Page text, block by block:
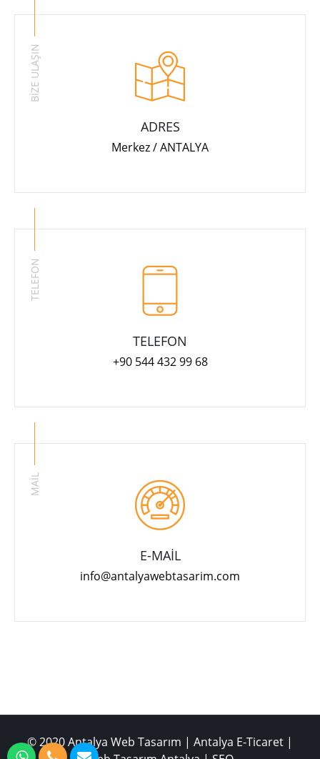
BİZE ULAŞIN
ADRES
Merkez / ANTALYA
TELEFON
TELEFON
+90 544 432 99 68
MAİL
E-MAİL
info@antalyawebtasarim.com
© 2020 Antalya Web Tasarım | Antalya E-Ticaret |